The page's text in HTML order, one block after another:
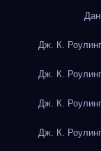
Дж. К.
Дж. К.
Дж. К.
Дж. К.